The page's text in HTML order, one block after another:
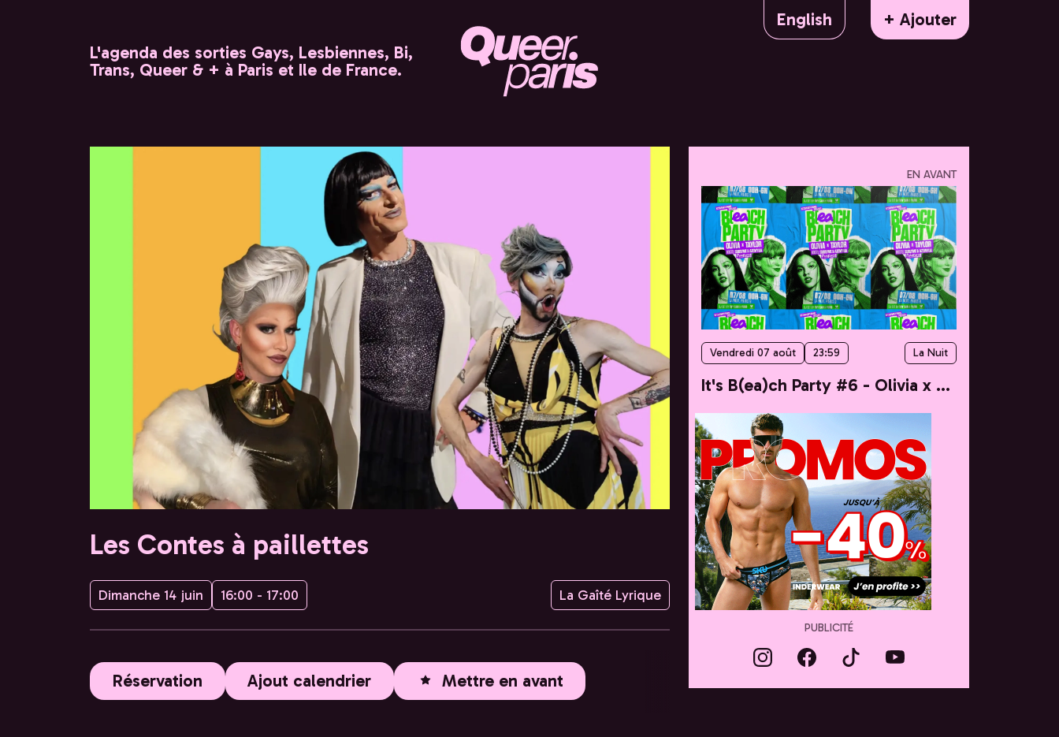
English
+ Ajouter
L'agenda des sorties Gays, Lesbiennes, Bi,
Trans, Queer & + à Paris et Ile de France.
Les Contes à paillettes
Dimanche 14 juin 16:00 - 17:00 La Gaîté Lyrique
Réservation Ajout calendrier Mettre en avant
EN AVANT
Vendredi 07 août 23:59 La Nuit
It's B(ea)ch Party #6 - Olivia x Taylor
PUBLICITÉ